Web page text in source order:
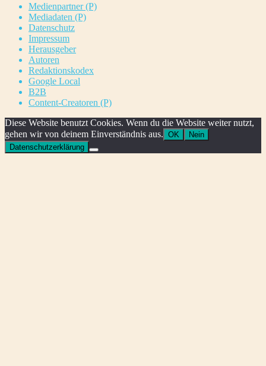
Medienpartner (P)
Mediadaten (P)
Datenschutz
Impressum
Herausgeber
Autoren
Redaktionskodex
Google Local
B2B
Content-Creatoren (P)
Diese Website benutzt Cookies. Wenn du die Website weiter nutzt,
gehen wir von deinem Einverständnis aus. OK
Nein
Datenschutzerklärung